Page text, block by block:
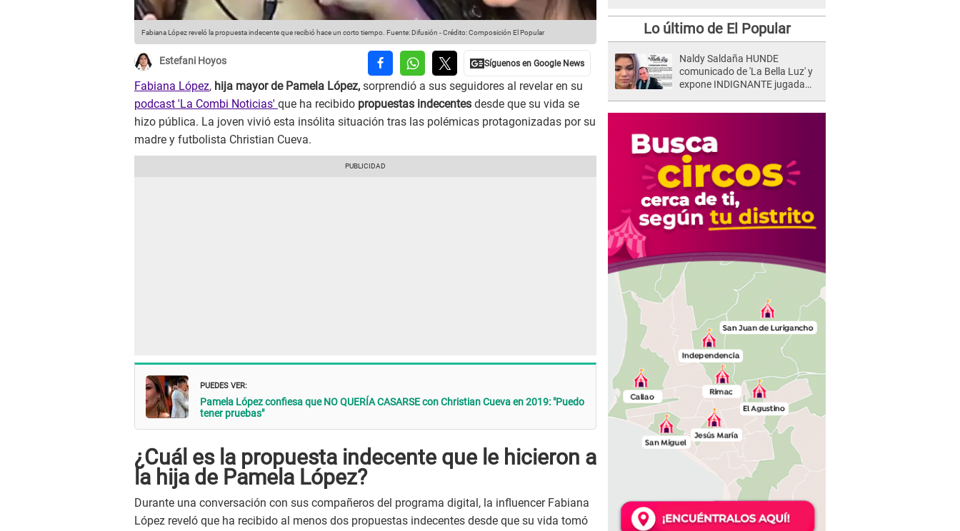
Fabiana López reveló la propuesta indecente que recibió hace un corto tiempo. Fuente: Difusión -Crédito: Composición El Popular
Estefani Hoyos
Fabiana López, hija mayor de Pamela López, sorprendió a sus seguidores al revelar en su
podcast 'La Combi Noticias' que ha recibido propuestas indecentes desde que su vida se
hizo pública. La joven vivió esta insólita situación tras las polémicas protagonizadas por su
madre y futbolista Christian Cueva.
PUEDES VER:
Pamela López confiesa que NO QUERÍA CASARSE con Christian Cueva en 2019: "Puedo
tener pruebas"
¿Cuál es la propuesta indecente que le hicieron a
la hija de Pamela López?
Durante una conversación con sus compañeros del programa digital, la influencer Fabiana
López reveló que ha recibido al menos dos propuestas indecentes desde que su vida tomó
Lo último de El Popular
Naldy Saldaña HUNDE
comunicado de 'La Bella Luz' y
expone INDIGNANTE jugada